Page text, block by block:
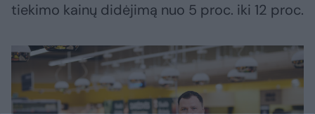
tiekimo kainų didėjimą nuo 5 proc. iki 12 proc.